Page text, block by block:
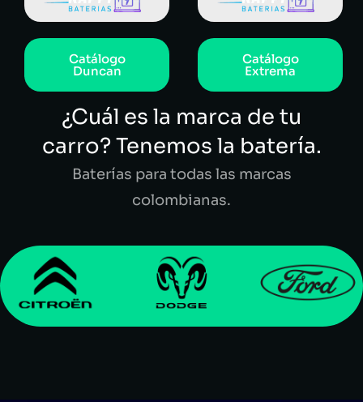
Catálogo
Duncan
Catálogo
Extrema
¿Cuál es la marca de tu
carro? Tenemos la batería.
Baterías para todas las marcas
colombianas.